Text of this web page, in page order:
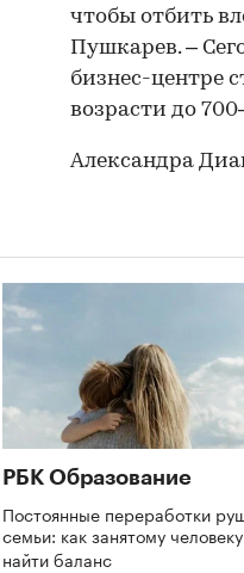
чтобы отбить
Пушкарев. –
бизнес-центре
возрасти до
Александра
РБК Образование
Постоянные переработки
семьи: как занятому человеку
найти баланс